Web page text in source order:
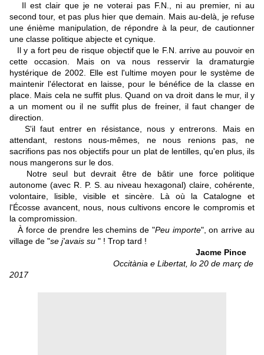
Il est clair que je ne voterai pas F.N., ni au premier, ni au
second tour, et pas plus hier que demain. Mais au-delà, je refuse
une énième manipulation, de répondre à la peur, de cautionner
une classe politique abjecte et cynique.
Il y a fort peu de risque objectif que le F.N. arrive au pouvoir en
cette occasion. Mais on va nous resservir la dramaturgie
hystérique de 2002. Elle est l'ultime moyen pour le système de
maintenir l'électorat en laisse, pour le bénéfice de la classe en
place. Mais cela ne suffit plus. Quand on va droit dans le mur, il y
a un moment ou il ne suffit plus de freiner, il faut changer de
direction.
S'il faut entrer en résistance, nous y entrerons. Mais en
attendant, restons nous-mêmes, ne nous renions pas, ne
sacrifions pas nos objectifs pour un plat de lentilles, qu'en plus, ils
nous mangerons sur le dos.
Notre seul but devrait être de bâtir une force politique
autonome (avec R. P. S. au niveau hexagonal) claire, cohérente,
volontaire, lisible, visible et sincère. Là où la Catalogne et
l'Écosse avancent, nous, nous cultivons encore le compromis et
la compromission.
À force de prendre les chemins de "Peu importe", on arrive au
village de "se j'avais su " ! Trop tard !
Jacme Pince
Occitània e Libertat, lo 20 de març de
2017